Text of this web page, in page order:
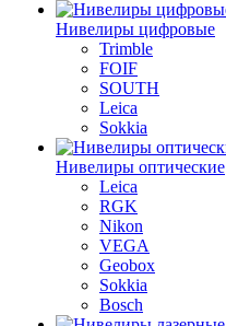
Нивелиры цифровые
Trimble
FOIF
SOUTH
Leica
Sokkia
Нивелиры оптические
Leica
RGK
Nikon
VEGA
Geobox
Sokkia
Bosch